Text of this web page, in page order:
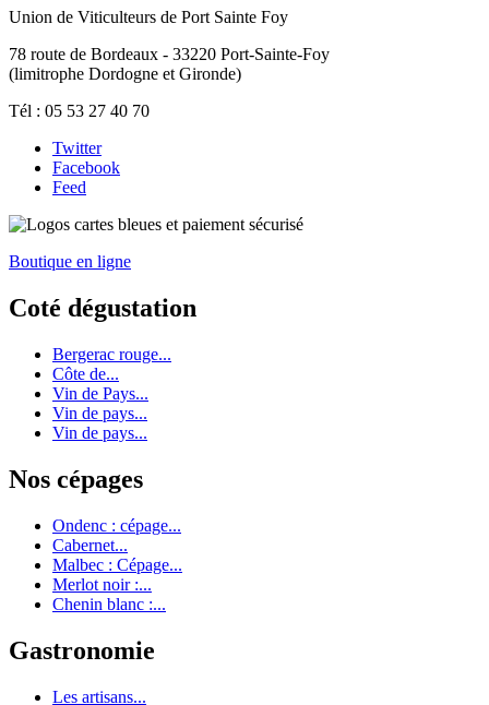
Union de Viticulteurs de Port Sainte Foy
78 route de Bordeaux - 33220 Port-Sainte-Foy
(limitrophe Dordogne et Gironde)
Tél : 05 53 27 40 70
Twitter
Facebook
Feed
Boutique en ligne
Coté dégustation
Bergerac rouge...
Côte de...
Vin de Pays...
Vin de pays...
Vin de pays...
Nos cépages
Ondenc : cépage...
Cabernet...
Malbec : Cépage...
Merlot noir :...
Chenin blanc :...
Gastronomie
Les artisans...